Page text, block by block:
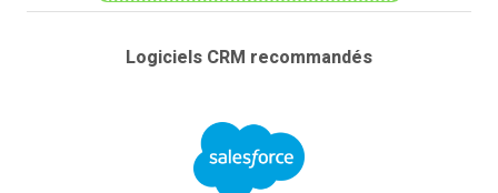
Logiciels CRM recommandés